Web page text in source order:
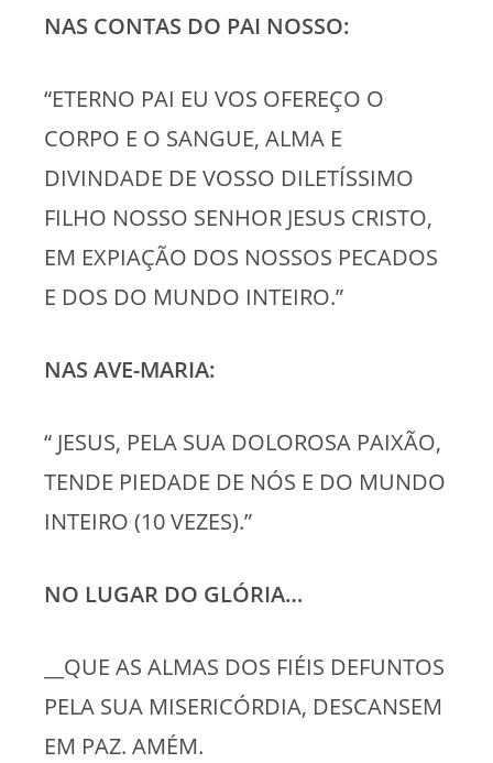
NAS CONTAS DO PAI NOSSO:
“ETERNO PAI EU VOS OFEREÇO O
CORPO E O SANGUE, ALMA E
DIVINDADE DE VOSSO DILETÍSSIMO
FILHO NOSSO SENHOR JESUS CRISTO,
EM EXPIAÇÃO DOS NOSSOS PECADOS
E DOS DO MUNDO INTEIRO.”
NAS AVE-MARIA:
“ JESUS, PELA SUA DOLOROSA PAIXÃO,
TENDE PIEDADE DE NÓS E DO MUNDO
INTEIRO (10 VEZES).”
NO LUGAR DO GLÓRIA…
__QUE AS ALMAS DOS FIÉIS DEFUNTOS
PELA SUA MISERICÓRDIA, DESCANSEM
EM PAZ. AMÉM.